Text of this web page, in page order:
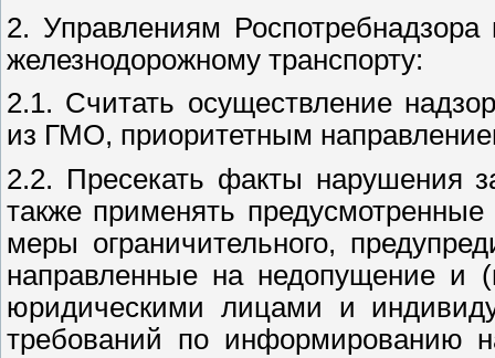
2. Управлениям
железнодорожному транспорту:
2.1. Считать осуществление
из ГМО, приоритетным
2.2. Пресекать факты нарушения
также применять
меры ограничительного,
направленные на недопущение и
юридическими лицами и
требований по информированию